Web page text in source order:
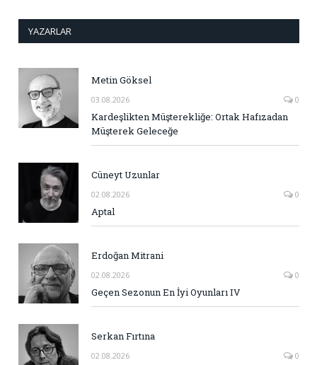
YAZARLAR
Metin Göksel
03.08.2026 0
Kardeşlikten Müşterekliğe: Ortak Hafızadan
Müşterek Geleceğe
Cüneyt Uzunlar
02.08.2026 0
Aptal
Erdoğan Mitrani
02.08.2026 0
Geçen Sezonun En İyi Oyunları IV
Serkan Fırtına
02.08.2026 0